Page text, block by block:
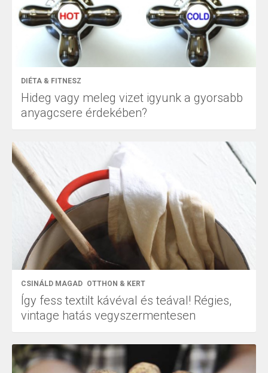
DIÉTA & FITNESZ
Hideg vagy meleg vizet igyunk a gyorsabb
anyagcsere érdekében?
CSINÁLD MAGAD OTTHON & KERT
Így fess textilt kávéval és teával! Régies,
vintage hatás vegyszermentesen